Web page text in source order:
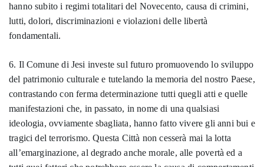
hanno subito i regimi totalitari del Novecento, causa di crimini,
lutti, dolori, discriminazioni e violazioni delle libertà
fondamentali.
6. Il Comune di Jesi investe sul futuro promuovendo lo sviluppo
del patrimonio culturale e tutelando la memoria del nostro Paese,
contrastando con ferma determinazione tutti quegli atti e quelle
manifestazioni che, in passato, in nome di una qualsiasi
ideologia, ovviamente sbagliata, hanno fatto vivere gli anni bui e
tragici del terrorismo. Questa Città non cesserà mai la lotta
all’emarginazione, al degrado anche morale, alle povertà ed a